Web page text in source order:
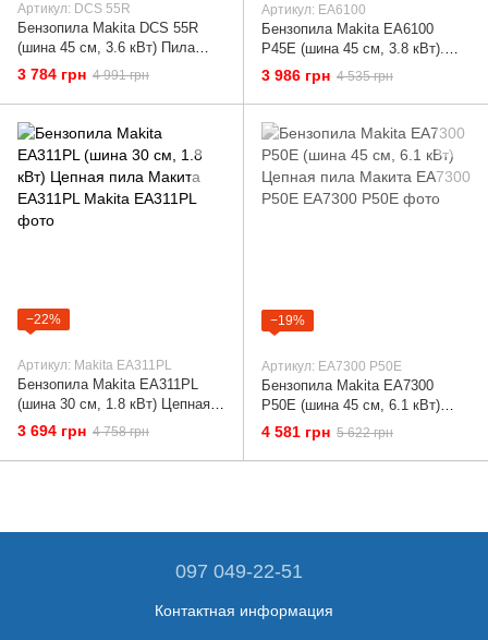
Артикул: DCS 55R
Бензопила Makita DCS 55R
(шина 45 см, 3.6 кВт) Пила
Макита DCS 55R
3 784 грн 4 991 грн
Артикул: EA6100
Бензопила Makita EA6100
P45E (шина 45 см, 3.8 кВт).
Цепная пила Макита
3 986 грн 4 535 грн
−22%
Артикул: Makita EA311PL
Бензопила Makita EA311PL
(шина 30 см, 1.8 кВт) Цепная
пила Макита EA311PL
3 694 грн 4 758 грн
−19%
Артикул: EA7300 P50E
Бензопила Makita EA7300
P50E (шина 45 см, 6.1 кВт)
Цепная пила Макита EA7300
4 581 грн 5 622 грн
097 049-22-51
Контактная информация